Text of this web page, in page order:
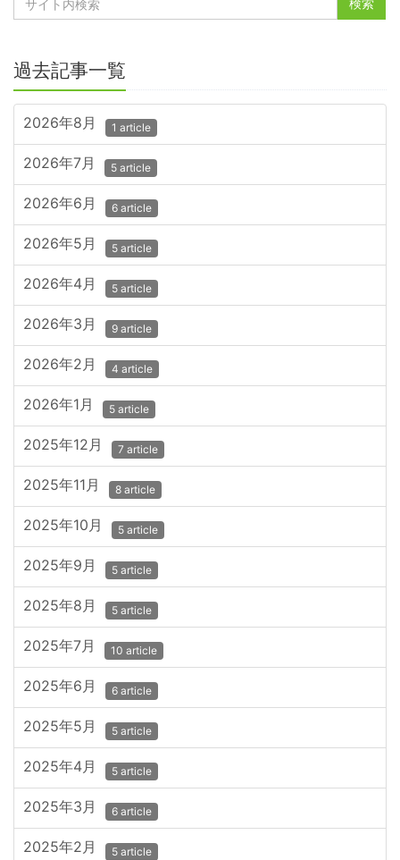
過去記事一覧
2026年8月 1 article
2026年7月 5 article
2026年6月 6 article
2026年5月 5 article
2026年4月 5 article
2026年3月 9 article
2026年2月 4 article
2026年1月 5 article
2025年12月 7 article
2025年11月 8 article
2025年10月 5 article
2025年9月 5 article
2025年8月 5 article
2025年7月 10 article
2025年6月 6 article
2025年5月 5 article
2025年4月 5 article
2025年3月 6 article
2025年2月 5 article